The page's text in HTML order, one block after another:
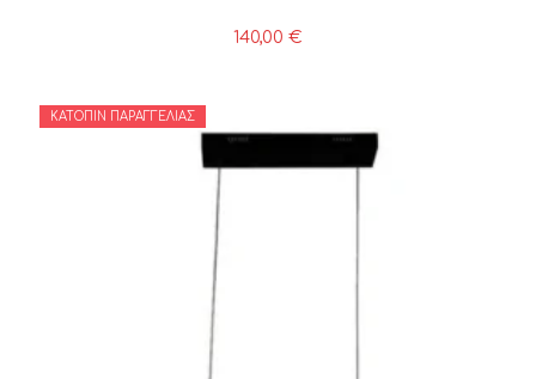
140,00 €
ΚΑΤΌΠΙΝ ΠΑΡΑΓΓΕΛΊΑΣ